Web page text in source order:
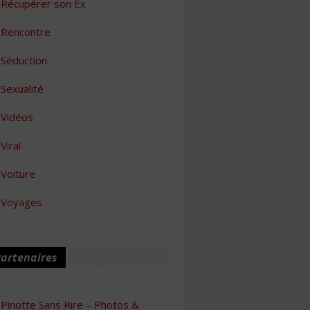
Récupérer son Ex
Rencontre
Séduction
Sexualité
Vidéos
Viral
Voiture
Voyages
Pinotte Sans Rire – Photos &